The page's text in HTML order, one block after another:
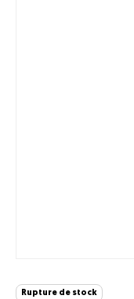
Rupture de stock